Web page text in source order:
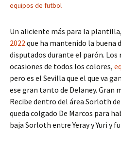
equipos de futbol
Un aliciente más para la plantilla,
2022que ha mantenido la buena
disputados durante el parón.
ocasiones de todos los colores,
pero es el Sevilla que el que va
ese gran tanto de Delaney. Gran
Recibe dentro del área Sorloth de
queda colgado De Marcos para
baja Sorloth entre Yeray y Yuri y